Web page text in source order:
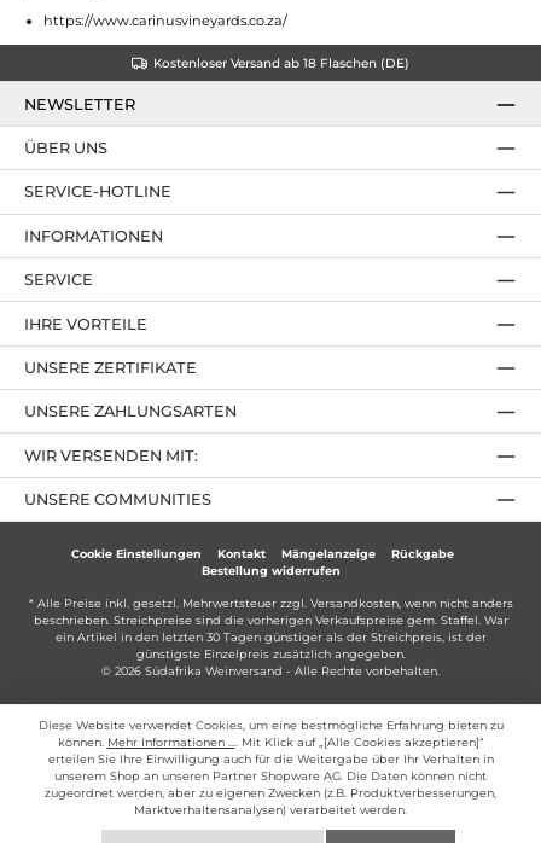
https://www.carinusvineyards.co.za/
Kostenloser Versand ab 18 Flaschen (DE)
NEWSLETTER
SERVICE-HOTLINE
IHRE VORTEILE
UNSERE ZAHLUNGSARTEN
ÜBER UNS
UNSERE ZERTIFIKATE
INFORMATIONEN
SERVICE
UNSERE COMMUNITIES
WIR VERSENDEN MIT:
Cookie Einstellungen Kontakt Mängelanzeige
Rückgabe
Bestellung widerrufen
* Alle Preise inkl. gesetzl. Mehrwertsteuer zzgl. Versandkosten, wenn nicht anders
beschrieben. Streichpreise sind die vorherigen Verkaufspreise gem. Staffel. War
ein Artikel in den letzten 30 Tagen günstiger als der Streichpreis, ist der
günstigste Einzelpreis zusätzlich angegeben.
© 2026 Südafrika Weinversand - Alle Rechte vorbehalten.
Diese Website verwendet Cookies, um eine bestmögliche Erfahrung bieten zu
können. Mehr Informationen ...
. Mit Klick auf „[Alle Cookies akzeptieren]“
erteilen Sie Ihre Einwilligung auch für die Weitergabe über Ihr Verhalten in
unserem Shop an unseren Partner Shopware AG. Die Daten können nicht
zugeordnet werden, aber zu eigenen Zwecken (z.B. Produktverbesserungen,
Marktverhaltensanalysen) verarbeitet werden.